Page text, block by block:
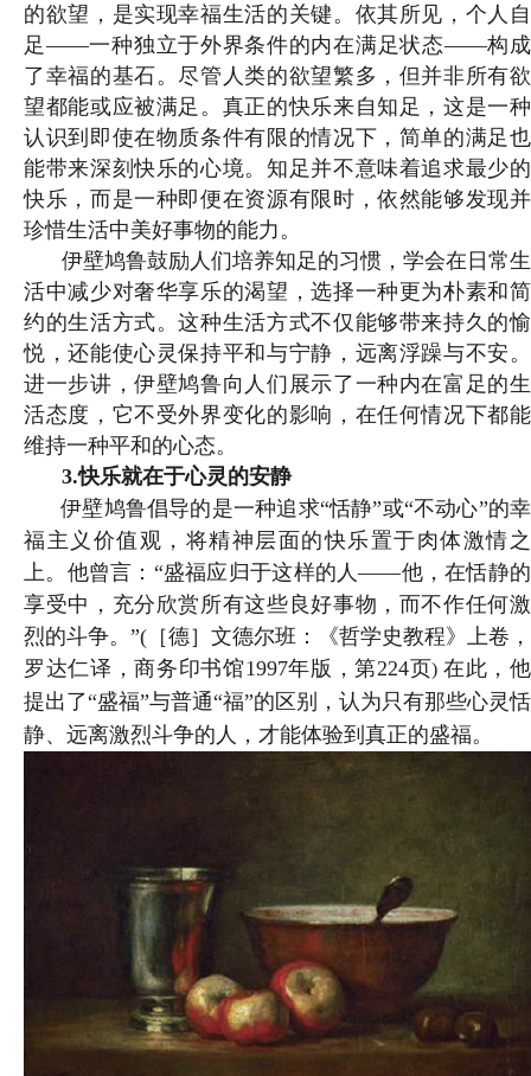
的欲望，是实现幸福生活的关键。依其所见，个人自
足——一种独立于外界条件的内在满足状态——构成
了幸福的基石。尽管人类的欲望繁多，但并非所有欲
望都能或应被满足。真正的快乐来自知足，这是一种
认识到即使在物质条件有限的情况下，简单的满足也
能带来深刻快乐的心境。知 足并不意味着追求最少的
快乐，而是一种即便在资源有限时，依然能够发现并
珍惜生活中美好事物的能力。
伊壁鸠鲁鼓励人们培养知足的习惯，学会在日常生
活中减少对奢华享乐的渴望，选择一种更为朴素和简
约的生活方式。这种生活方式不仅能够带来持久的愉
悦，还能使心灵保持平和与宁静，远离浮躁与不安。
进一步讲，伊壁鸠鲁向人们展示了一种内在富足的生
活态度，它不受外界变化的影响，在任何情况下都能
维持一种平和的心态。
3.快乐就在于心灵的安静
伊壁鸠鲁倡导的是一种追求“恬静”或“不动心”的幸
福主义价值观，将精神层面的快乐置于肉体激情之
上。他曾言：“盛福应归于这样的人——他，在恬静的
享受中，充分欣赏所有这些良好事物，而不作任何激
烈的斗争。”( ［德］文德尔班：《哲学史教程》上卷，
罗达仁译，商务印书馆1997年版，第224页)在此，他
提出了“盛福”与普通“福”的区别，认为只有那些心灵恬
静、远离激烈斗争的人，才能体验到真正的盛福。